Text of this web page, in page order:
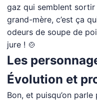
gaz qui semblent
grand-mère, c’est ça
odeurs de soupe de
jure ! 🍲
Les
Évolution et
Bon, et puisqu’on